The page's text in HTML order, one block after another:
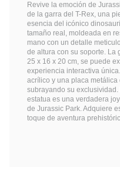
Revive la emoción de
de la garra del T-Rex, una
esencia del icónico
tamaño real, moldeada en
mano con un detalle
de altura con su soporte. La
25 x 16 x 20 cm, se puede
experiencia interactiva
acrílico y una placa metálica
subrayando su
estatua es una verdadera
de Jurassic Park. Adquiere
toque de aventura